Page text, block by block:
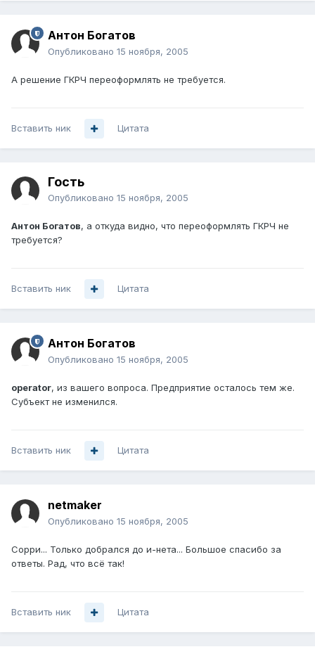
Антон Богатов
Опубликовано 15 ноября, 2005
А решение ГКРЧ переоформлять не требуется.
Вставить ник Цитата
Гость
Опубликовано 15 ноября, 2005
Антон Богатов, а откуда видно, что переоформлять ГКРЧ не
требуется?
Вставить ник Цитата
Антон Богатов
Опубликовано 15 ноября, 2005
operator, из вашего вопроса. Предприятие осталось тем же.
Субъект не изменился.
Вставить ник Цитата
netmaker
Опубликовано 15 ноября, 2005
Сорри... Только добрался до и-нета... Большое спасибо за
ответы. Рад, что всё так!
Вставить ник Цитата